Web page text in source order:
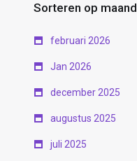
Sorteren op maand
februari 2026
Jan 2026
december 2025
augustus 2025
juli 2025